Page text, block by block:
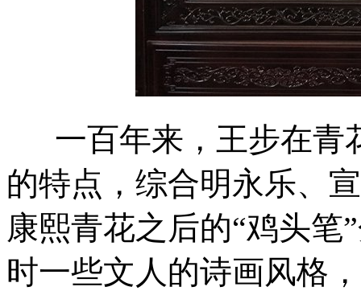
一百年来，王步在青
的特点，综合明永乐、
康熙青花之后的“鸡头笔
时一些文人的诗画风格